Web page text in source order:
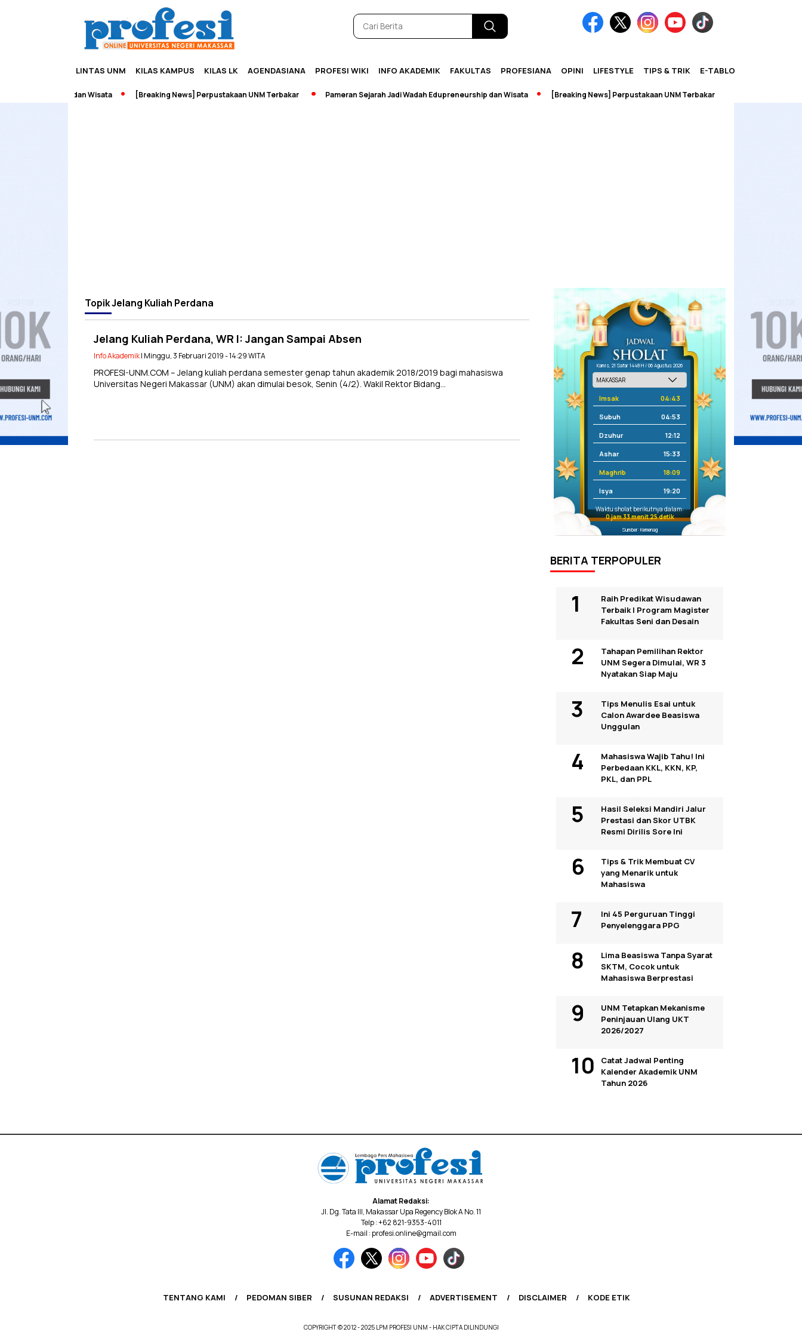
LINTAS UNM KILAS KAMPUS KILAS LK AGENDASIANA PROFESI WIKI INFO AKADEMIK FAKULTAS PROFESIANA OPINI LIFESTYLE TIPS & TRIK E-TABLOID
dan Wisata [Breaking News] Perpustakaan UNM Terbakar Pameran Sejarah Jadi Wadah Edupreneurship dan Wisata [Breaking News] Perpustakaan UNM Terbakar
TopikJelang Kuliah Perdana
Jelang Kuliah Perdana, WR I: Jangan Sampai Absen
Info Akademik| Minggu, 3 Februari 2019 - 14:29 WITA
PROFESI-UNM.COM – Jelang kuliah perdana semester genap tahun akademik 2018/2019 bagi mahasiswa
Universitas Negeri Makassar (UNM) akan dimulai besok, Senin (4/2). Wakil Rektor Bidang…
Kamis, 21 Safar 1448 H / 06 Agustus 2026
Imsak 04:43
Subuh 04:53
Dzuhur 12:12
Ashar 15:33
Maghrib 18:09
Isya 19:20
Waktu sholat berikutnya dalam:
0 jam 33 menit 24 detik
Sumber: Kemenag
BERITA TERPOPULER
Raih Predikat Wisudawan
Terbaik I Program Magister
Fakultas Seni dan Desain
Tahapan Pemilihan Rektor
UNM Segera Dimulai, WR 3
Nyatakan Siap Maju
Tips Menulis Esai untuk
Calon Awardee Beasiswa
Unggulan
Mahasiswa Wajib Tahu! Ini
Perbedaan KKL, KKN, KP,
PKL, dan PPL
Hasil Seleksi Mandiri Jalur
Prestasi dan Skor UTBK
Resmi Dirilis Sore Ini
Tips & Trik Membuat CV
yang Menarik untuk
Mahasiswa
Ini 45 Perguruan Tinggi
Penyelenggara PPG
Lima Beasiswa Tanpa Syarat
SKTM, Cocok untuk
Mahasiswa Berprestasi
UNM Tetapkan Mekanisme
Peninjauan Ulang UKT
2026/2027
Catat Jadwal Penting
Kalender Akademik UNM
Tahun 2026
Alamat Redaksi:
Jl. Dg. Tata III, Makassar Upa Regency Blok A No. 11
Telp : +62 821-9353-4011
E-mail : profesi.online@gmail.com
TENTANG KAMI PEDOMAN SIBER SUSUNAN REDAKSI ADVERTISEMENT DISCLAIMER KODE ETIK
COPYRIGHT © 2012 - 2025 LPM PROFESI UNM - HAK CIPTA DILINDUNGI